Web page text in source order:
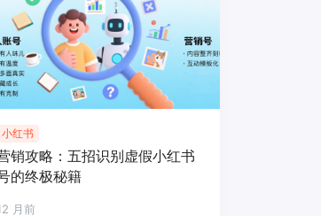
小红书
销攻略：五招识别虚假小红书
的终极秘籍
月前